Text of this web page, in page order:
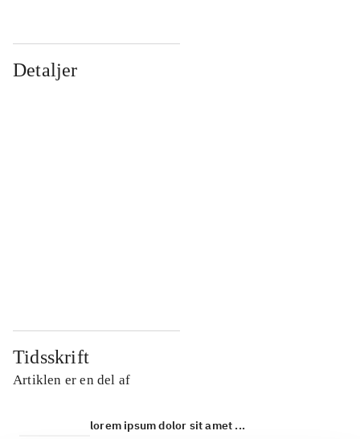
Detaljer
Tidsskrift
Artiklen er en del af
lorem ipsum dolor sit amet ...